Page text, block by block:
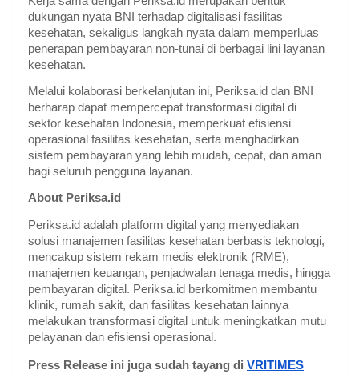
dukungan nyata BNI terhadap digitalisasi fasilitas
kesehatan, sekaligus langkah nyata dalam memperluas
penerapan pembayaran non-tunai di berbagai lini layanan
kesehatan.
Melalui kolaborasi berkelanjutan ini, Periksa.id dan BNI
berharap dapat mempercepat transformasi digital di
sektor kesehatan Indonesia, memperkuat efisiensi
operasional fasilitas kesehatan, serta menghadirkan
sistem pembayaran yang lebih mudah, cepat, dan aman
bagi seluruh pengguna layanan.
About Periksa.id
Periksa.id adalah platform digital yang menyediakan
solusi manajemen fasilitas kesehatan berbasis teknologi,
mencakup sistem rekam medis elektronik (RME),
manajemen keuangan, penjadwalan tenaga medis, hingga
pembayaran digital. Periksa.id berkomitmen membantu
klinik, rumah sakit, dan fasilitas kesehatan lainnya
melakukan transformasi digital untuk meningkatkan mutu
pelayanan dan efisiensi operasional.
Press Release ini juga sudah tayang di VRITIMES